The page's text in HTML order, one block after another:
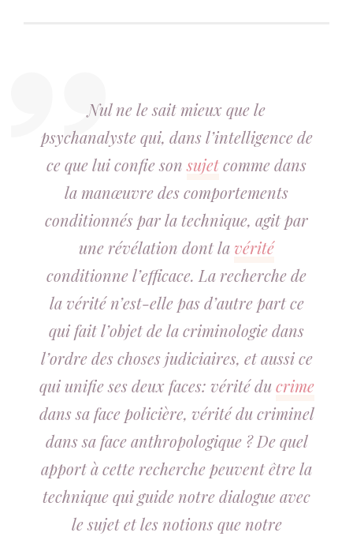
Nul ne le sait mieux que le
psychanalyste qui, dans l’intelligence de
ce que lui confie sonsujetcomme dans
la manœuvre des comportements
conditionnés par la technique, agit par
une révélation dont lavérité
conditionne l’efficace. La recherche de
la vérité n’est-elle pas d’autre part ce
qui fait l’objet de la criminologie dans
l’ordre des choses judiciaires, et aussi ce
qui unifie ses deux faces: vérité ducrime
dans sa face policière, vérité du criminel
dans sa face anthropologique ? De quel
apport à cette recherche peuvent être la
technique qui guide notre dialogue avec
le sujet et les notions que notre